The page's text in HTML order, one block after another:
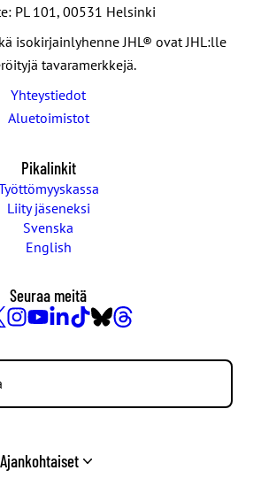
PL 101, 00531 Helsinki
isokirjainlyhenne JHL® ovat JHL:lle
tavaramerkkejä.
Yhteystiedot
Aluetoimistot
Pikalinkit
Liity jäseneksi
Svenska
English
Seuraa meitä
Ajankohtaiset